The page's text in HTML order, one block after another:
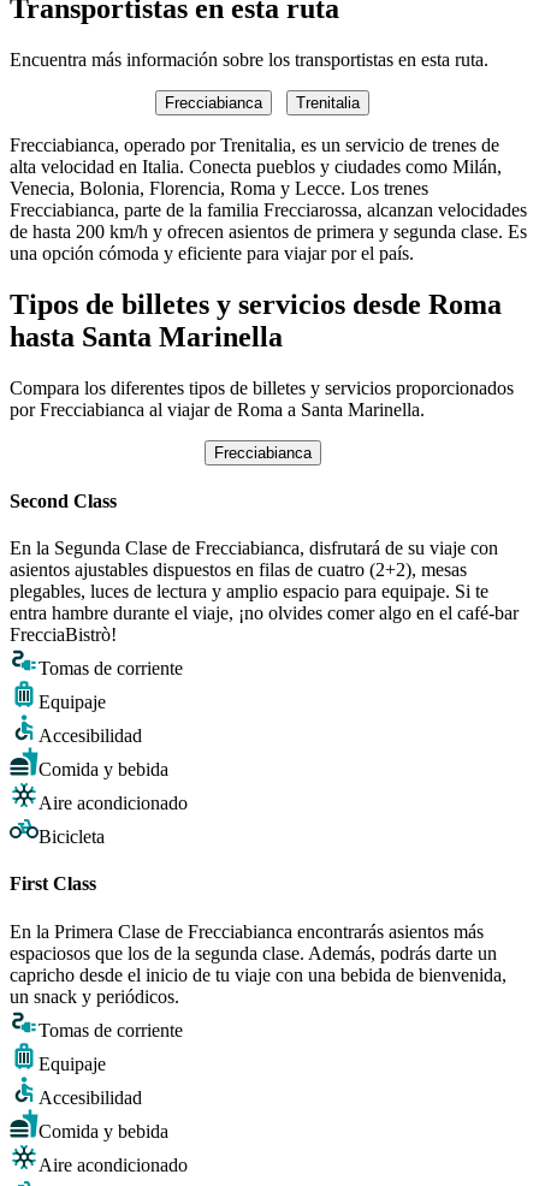
Transportistas en esta ruta
Encuentra más información sobre los transportistas en esta ruta.
Frecciabianca Trenitalia
Frecciabianca, operado por Trenitalia, es un servicio de trenes de
alta velocidad en Italia. Conecta pueblos y ciudades como Milán,
Venecia, Bolonia, Florencia, Roma y Lecce. Los trenes
Frecciabianca, parte de la familia Frecciarossa, alcanzan velocidades
de hasta 200 km/h y ofrecen asientos de primera y segunda clase. Es
una opción cómoda y eficiente para viajar por el país.
Tipos de billetes y servicios desde Roma
hasta Santa Marinella
Compara los diferentes tipos de billetes y servicios proporcionados
por Frecciabianca al viajar de Roma a Santa Marinella.
Frecciabianca
Second Class
En la Segunda Clase de Frecciabianca, disfrutará de su viaje con
asientos ajustables dispuestos en filas de cuatro (2+2), mesas
plegables, luces de lectura y amplio espacio para equipaje. Si te
entra hambre durante el viaje, ¡no olvides comer algo en el café-bar
FrecciaBistrò!
Tomas de corriente
Equipaje
Accesibilidad
Comida y bebida
Aire acondicionado
Bicicleta
First Class
En la Primera Clase de Frecciabianca encontrarás asientos más
espaciosos que los de la segunda clase. Además, podrás darte un
capricho desde el inicio de tu viaje con una bebida de bienvenida,
un snack y periódicos.
Tomas de corriente
Equipaje
Accesibilidad
Comida y bebida
Aire acondicionado